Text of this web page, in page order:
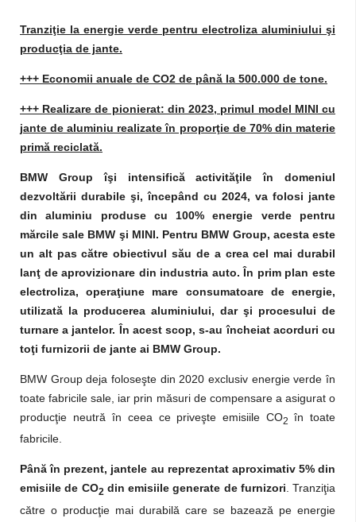
Tranziţie la energie verde pentru electroliza aluminiului şi
producţia de jante.
+++ Economii anuale de CO2 de până la 500.000 de tone.
+++ Realizare de pionierat: din 2023, primul model MINI cu
jante de aluminiu realizate în proporţie de 70% din materie
primă reciclată.
BMW Group îşi intensifică activităţile în domeniul
dezvoltării durabile şi, începând cu 2024, va folosi jante
din aluminiu produse cu 100% energie verde pentru
mărcile sale BMW şi MINI. Pentru BMW Group, acesta este
un alt pas către obiectivul său de a crea cel mai durabil
lanţ de aprovizionare din industria auto. În prim plan este
electroliza, operaţiune mare consumatoare de energie,
utilizată la producerea aluminiului, dar şi procesului de
turnare a jantelor. În acest scop, s-au încheiat acorduri cu
toţi furnizorii de jante ai BMW Group.
BMW Group deja foloseşte din 2020 exclusiv energie verde în
toate fabricile sale, iar prin măsuri de compensare a asigurat o
producţie neutră în ceea ce priveşte emisiile CO2 în toate
fabricile.
Până în prezent, jantele au reprezentat aproximativ 5% din
emisiile de CO2 din emisiile generate de furnizori. Tranziţia
către o producţie mai durabilă care se bazează pe energie